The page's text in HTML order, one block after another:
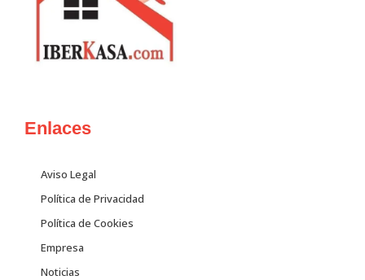
Enlaces
Aviso Legal
Política de Privacidad
Política de Cookies
Empresa
Noticias